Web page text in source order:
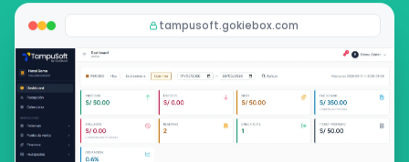
tampusoft.gokiebox.com